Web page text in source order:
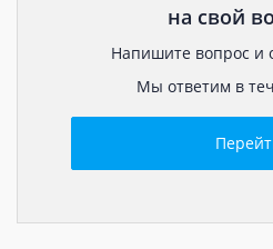
на свой
Напишите вопрос и
Мы ответим в